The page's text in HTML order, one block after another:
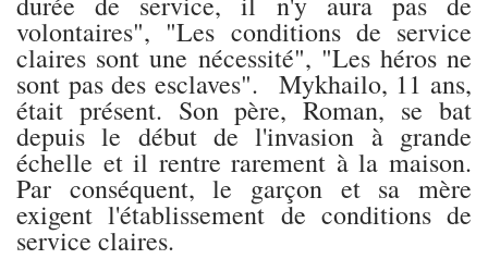
volontaires", "Les conditions de service
claires sont une nécessité", "Les héros ne
sont pas des esclaves". Mykhailo, 11 ans,
était présent. Son père, Roman, se bat
depuis le début de l'invasion à grande
échelle et il rentre rarement à la maison.
Par conséquent, le garçon et sa mère
exigent l'établissement de conditions de
service claires.